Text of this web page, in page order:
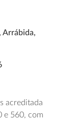
Arrábida,
acreditada
e 560, com